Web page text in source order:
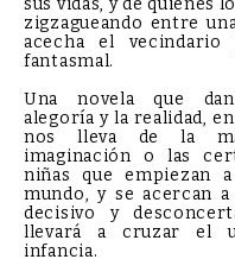
sus vidas, y de quienes
zigzagueando entre
acecha el
fantasmal.
Una novela que
alegoría y la realidad, en
nos lleva de la
imaginación o las
niñas que empiezan
mundo, y se acercan
decisivo y
llevará a cruzar el
infancia.